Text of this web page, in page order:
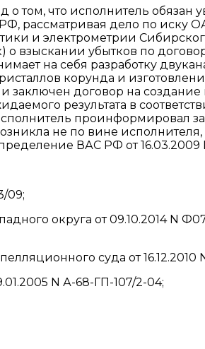
том, что исполнитель обязан
рассматривая дело по иску
и электрометрии
взыскании убытков по
на себя разработку
корунда и
заключен договор на создание
результата в
проинформировал
не по вине исполнителя,
ВАС РФ от
09;
округа от 09.10.2014 N
суда от 16.12.2010
N А-68-ГП-107/2-04;